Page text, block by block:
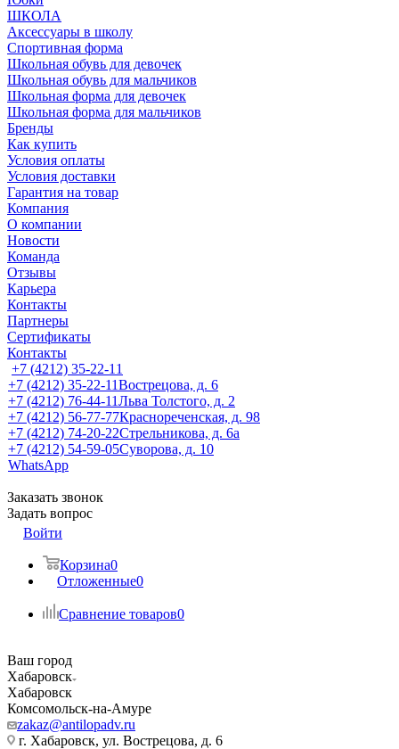
ШКОЛА
Аксессуары в школу
Спортивная форма
Школьная обувь для девочек
Школьная обувь для мальчиков
Школьная форма для девочек
Школьная форма для мальчиков
Бренды
Как купить
Условия оплаты
Условия доставки
Гарантия на товар
Компания
О компании
Новости
Команда
Отзывы
Карьера
Контакты
Партнеры
Сертификаты
Контакты
+7 (4212) 35-22-11
+7 (4212) 35-22-11Вострецова, д. 6
+7 (4212) 76-44-11Льва Толстого, д. 2
+7 (4212) 56-77-77Краснореченская, д. 98
+7 (4212) 74-20-22Стрельникова, д. 6а
+7 (4212) 54-59-05Суворова, д. 10
WhatsApp
Заказать звонок
Задать вопрос
Войти
Корзина0
Отложенные0
Сравнение товаров0
Ваш город
Хабаровск
Хабаровск
Комсомольск-на-Амуре
zakaz@antilopadv.ru
г. Хабаровск, ул. Вострецова, д. 6